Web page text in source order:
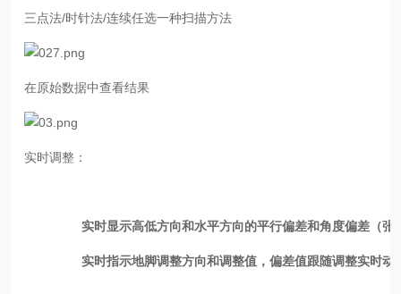
三点法/时针法/连续任选一种扫描方法
在原始数据中查看结果
实时调整：
实时显示高低方向和水平方向的平行偏差和角度偏差（张
实时指示地脚调整方向和调整值，偏差值跟随调整实时动